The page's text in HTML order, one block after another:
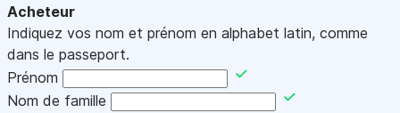
Acheteur
Indiquez vos nom et prénom en alphabet latin, comme
dans le passeport.
Prénom
Nom de famille